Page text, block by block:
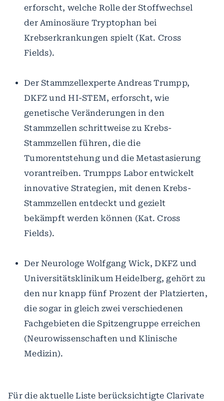
erforscht, welche Rolle der Stoffwechsel
der Aminosäure Tryptophan bei
Krebserkrankungen spielt (Kat. Cross
Fields).
Der Stammzellexperte Andreas Trumpp,
DKFZ und HI-STEM, erforscht, wie
genetische Veränderungen in den
Stammzellen schrittweise zu Krebs-
Stammzellen führen, die die
Tumorentstehung und die Metastasierung
vorantreiben. Trumpps Labor entwickelt
innovative Strategien, mit denen Krebs-
Stammzellen entdeckt und gezielt
bekämpft werden können (Kat. Cross
Fields).
Der Neurologe Wolfgang Wick, DKFZ und
Universitätsklinikum Heidelberg, gehört zu
den nur knapp fünf Prozent der Platzierten,
die sogar in gleich zwei verschiedenen
Fachgebieten die Spitzengruppe erreichen
(Neurowissenschaften und Klinische
Medizin).
Für die aktuelle Liste berücksichtigte Clarivate